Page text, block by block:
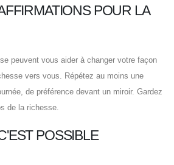
POUR LA
peuvent vous aider à changer votre façon
vers vous. Répétez au moins une
de préférence devant un miroir. Gardez
de la richesse.
POSSIBLE